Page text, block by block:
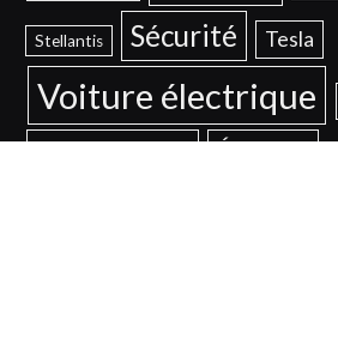
Stellantis Sécurité Tesla
Voiture électrique
Voyant moteur Éclairage